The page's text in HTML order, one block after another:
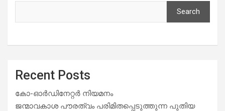
Search
Recent Posts
കോ-ഓർഡിനേറ്റർ നിയമനം
ജന്മാവകാശ പൗരത്വം പരിമിതപ്പെടുത്തുന്ന പുതിയ